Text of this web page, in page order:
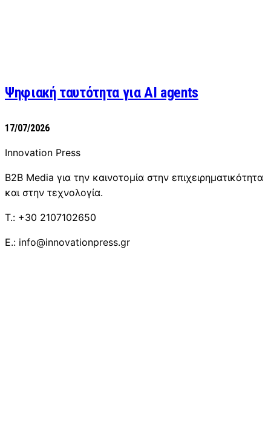
Ψηφιακή ταυτότητα για AI agents
17/07/2026
Innovation Press
B2B Media για την καινοτομία στην επιχειρηματικότητα
και στην τεχνολογία.
T.: +30 2107102650
E.: info@innovationpress.gr